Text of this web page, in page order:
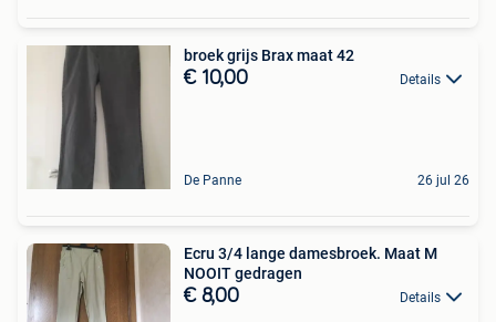
broek grijs Brax maat 42
€ 10,00 Details
De Panne 26 jul 26
Ecru 3/4 lange damesbroek. Maat M
NOOIT gedragen
€ 8,00 Details